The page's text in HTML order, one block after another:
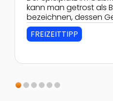
kann man getrost als
bezeichnen, dessen
um Gleichgewicht und
Körpergewicht drehen.
FREIZEITTIPP